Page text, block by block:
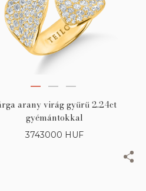
arany virág gyűrű 2.24ct
gyémántokkal
3743000 HUF